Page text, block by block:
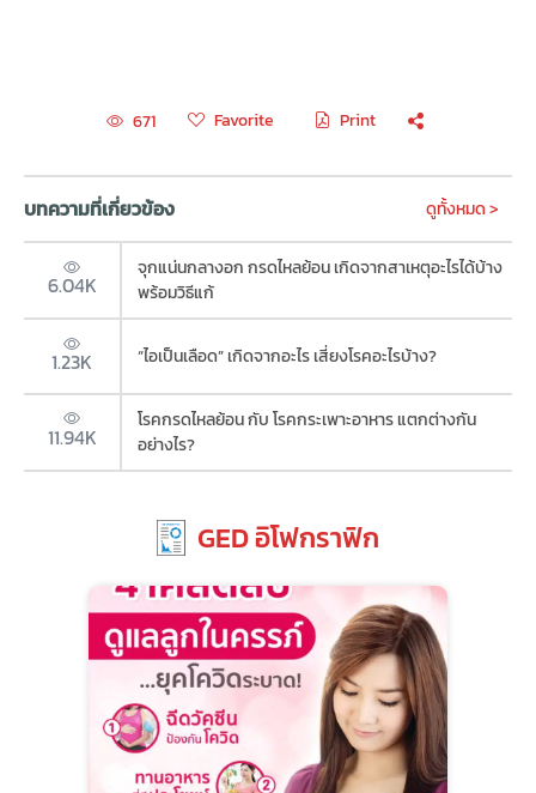
671 Favorite Print
บทความที่เกี่ยวข้อง ดูทั้งหมด >
6.04K
จุกแน่นกลางอก กรดไหลย้อน เกิดจากสาเหตุอะไรได้บ้าง
พร้อมวิธีแก้
1.23K “ไอเป็นเลือด” เกิดจากอะไร เสี่ยงโรคอะไรบ้าง?
11.94K
โรคกรดไหลย้อน กับ โรคกระเพาะอาหาร แตกต่างกัน
อย่างไร?
GED อิโฟกราฟิก